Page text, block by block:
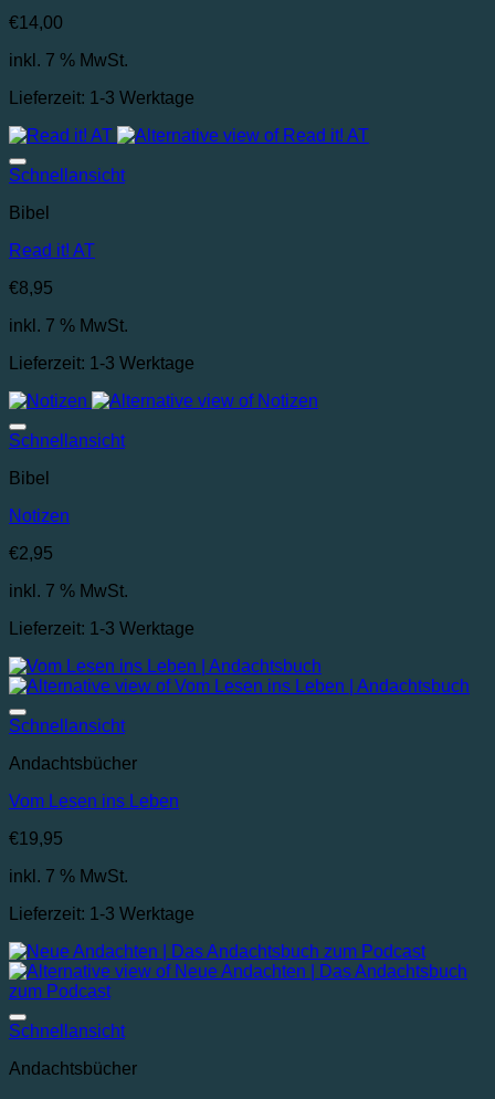
€14,00
inkl. 7 % MwSt.
Lieferzeit: 1-3 Werktage
Schnellansicht
Bibel
Read it! AT
€8,95
inkl. 7 % MwSt.
Lieferzeit: 1-3 Werktage
Schnellansicht
Bibel
Notizen
€2,95
inkl. 7 % MwSt.
Lieferzeit: 1-3 Werktage
Schnellansicht
Andachtsbücher
Vom Lesen ins Leben
€19,95
inkl. 7 % MwSt.
Lieferzeit: 1-3 Werktage
Schnellansicht
Andachtsbücher